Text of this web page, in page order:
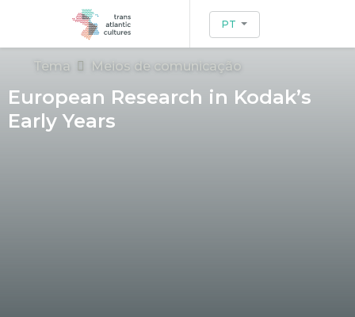
PT
Tema Meios de comunicação
European Research in Kodak’s
Early Years